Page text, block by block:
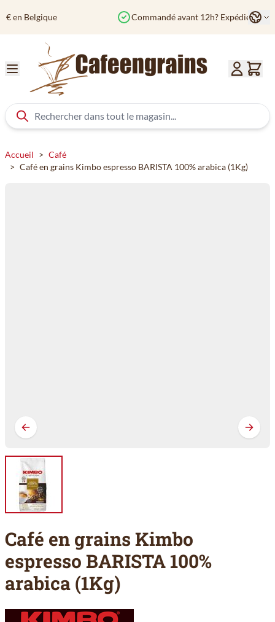
Commandé avant 12h? Expédié aujourd'hui
Accueil > Café
> Café en grains Kimbo espresso BARISTA 100% arabica (1Kg)
Café en grains Kimbo
espresso BARISTA 100%
arabica (1Kg)